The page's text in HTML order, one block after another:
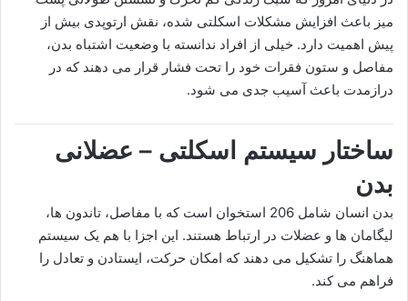
میز باعث افزایش مشکلات اسکلتی شده، نقش ارتوپدی بیش از
پیش اهمیت دارد. خیلی از افراد ندانسته با وضعیت اشتباه بدن،
مفاصل و ستون فقرات خود را تحت فشار قرار می دهند که در
درازمدت باعث آسیب جدی می شود.
ساختار سیستم اسکلتی – عضلانی
بدن
بدن انسان شامل 206 استخوان است که با مفاصل، تاندون ها،
لیگامان ها و عضلات در ارتباط هستند. این اجزا با هم یک سیستم
هماهنگ را تشکیل می دهند که امکان حرکت، ایستادن و تعادل را
فراهم می کند.